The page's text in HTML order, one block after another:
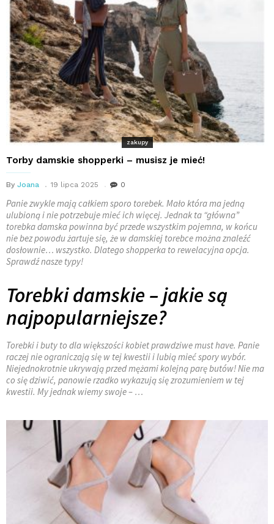
zakupy
Torby damskie shopperki – musisz je mieć!
By Joana 19 lipca 2025 0
Panie zwykle mają całkiem sporo torebek. Mało która ma jedną
ulubioną i nie potrzebuje mieć ich więcej. Jednak ta “główna”
torebka damska powinna być przede wszystkim pojemna, w końcu
nie bez powodu żartuje się, że w damskiej torebce można znaleźć
dosłownie… wszystko. Dlatego shopperka to rewelacyjna opcja.
Sprawdź nasze typy!
Torebki damskie – jakie są
najpopularniejsze?
Torebki i buty to dla większości kobiet prawdziwe must have. Panie
raczej nie ograniczają się w tej kwestii i lubią mieć spory wybór.
Niejednokrotnie ukrywają przed mężami kolejną parę butów! Nie ma
co się dziwić, panowie rzadko wykazują się zrozumieniem w tej
kwestii. My jednak wiemy swoje – …